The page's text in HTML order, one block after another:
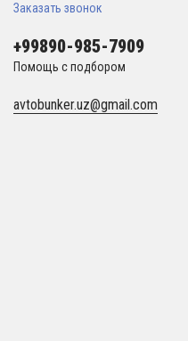
Заказать звонок
+99890-985-7909
Помощь с подбором
avtobunker.uz@gmail.com